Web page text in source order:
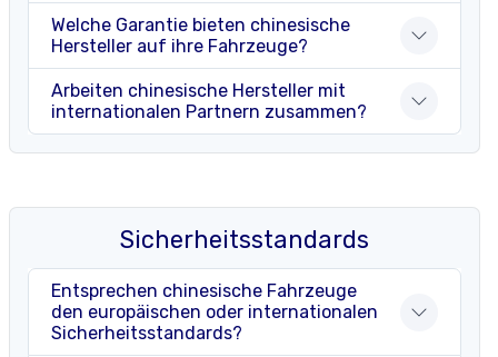
Welche Garantie bieten chinesische
Hersteller auf ihre Fahrzeuge?
Arbeiten chinesische Hersteller mit
internationalen Partnern zusammen?
Sicherheitsstandards
Entsprechen chinesische Fahrzeuge
den europäischen oder internationalen
Sicherheitsstandards?